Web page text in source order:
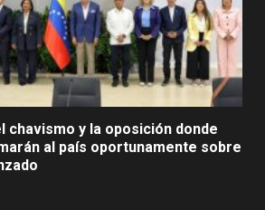
chavismo y la oposición donde
al país oportunamente sobre